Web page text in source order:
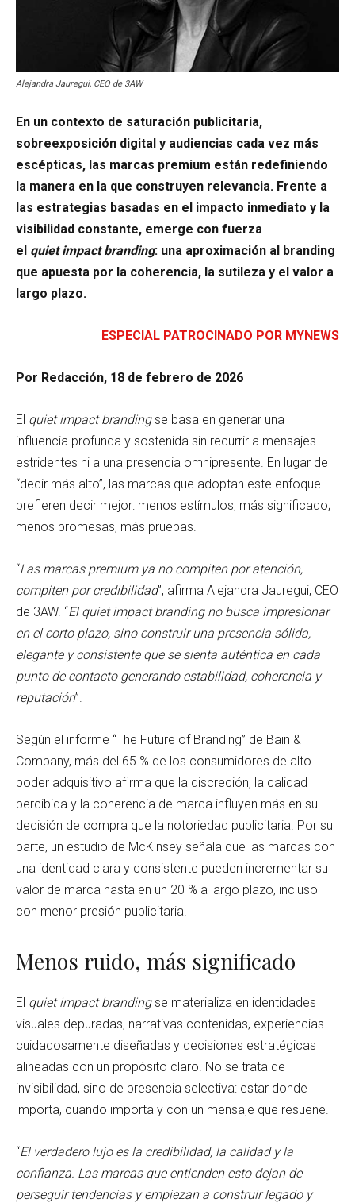
Alejandra Jauregui, CEO de 3AW
En un contexto de saturación publicitaria,
sobreexposición digital y audiencias cada vez más
escépticas, las marcas premium están redefiniendo
la manera en la que construyen relevancia. Frente a
las estrategias basadas en el impacto inmediato y la
visibilidad constante, emerge con fuerza
el quiet impact branding: una aproximación al branding
que apuesta por la coherencia, la sutileza y el valor a
largo plazo.
ESPECIAL PATROCINADO POR MYNEWS
Por Redacción, 18 de febrero de 2026
El quiet impact brandingse basa en generar una
influencia profunda y sostenida sin recurrir a mensajes
estridentes ni a una presencia omnipresente. En lugar de
“decir más alto”, las marcas que adoptan este enfoque
prefieren decir mejor: menos estímulos, más significado;
menos promesas, más pruebas.
“Las marcas premium ya no compiten por atención,
compiten por credibilidad”, afirma Alejandra Jauregui, CEO
de 3AW. “El quiet impact branding no busca impresionar
en el corto plazo, sino construir una presencia sólida,
elegante y consistente que se sienta auténtica en cada
punto de contacto generando estabilidad, coherencia y
reputación”.
Según el informe “The Future of Branding” de Bain &
Company, más del 65 % de los consumidores de alto
poder adquisitivo afirma que la discreción, la calidad
percibida y la coherencia de marca influyen más en su
decisión de compra que la notoriedad publicitaria. Por su
parte, un estudio de McKinsey señala que las marcas con
una identidad clara y consistente pueden incrementar su
valor de marca hasta en un 20 % a largo plazo, incluso
con menor presión publicitaria.
Menos ruido, más significado
El quiet impact brandingse materializa en identidades
visuales depuradas, narrativas contenidas, experiencias
cuidadosamente diseñadas y decisiones estratégicas
alineadas con un propósito claro. No se trata de
invisibilidad, sino de presencia selectiva: estar donde
importa, cuando importa y con un mensaje que resuene.
“El verdadero lujo es la credibilidad, la calidad y la
confianza. Las marcas que entienden esto dejan de
perseguir tendencias y empiezan a construir legado y